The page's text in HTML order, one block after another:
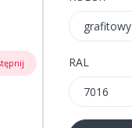
grafitowy
RAL
7016